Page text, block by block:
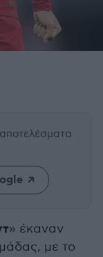
» έκαναν
με το